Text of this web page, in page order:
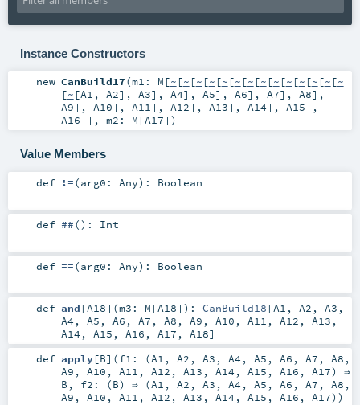
Instance Constructors
new CanBuild17(m1: M [~ [~ [~ [~ [~ [~ [~ [~ [~ [~ [~ [~ [~ [~
[~ [A1 , A2], A3], A4], A5], A6], A7], A8],
A9], A10], A11], A12], A13], A14], A15],
A16]] , m2: M [A17] )
Value Members
def !=(arg0: Any) : Boolean
def ##() : Int
def ==(arg0: Any) : Boolean
def and [A18] (m3: M [A18] ) : CanBuild18 [A1 , A2 , A3 ,
A4 , A5 , A6 , A7 , A8 , A9 , A10 , A11 , A12 , A13 ,
A14 , A15 , A16 , A17 , A18]
def apply[B] (f1: (A1 , A2 , A3 , A4 , A5 , A6 , A7 , A8 ,
A9 , A10 , A11 , A12 , A13 , A14 , A15 , A16 , A17) ⇒
B , f2: (B) ⇒ (A1 , A2 , A3 , A4 , A5 , A6 , A7 , A8 ,
A9 , A10 , A11 , A12 , A13 , A14 , A15 , A16 , A17) )